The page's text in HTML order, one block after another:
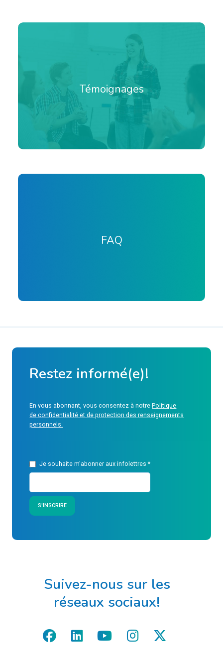
Témoignages
FAQ
Restez informé(e)!
En vous abonnant, vous consentez à notrePolitique
de confidentialité et de protection des renseignements
personnels.
Je souhaite m'abonner aux infolettres
Suivez-nous sur les
réseaux sociaux!
facebook
linkedinyoutubeinstagram